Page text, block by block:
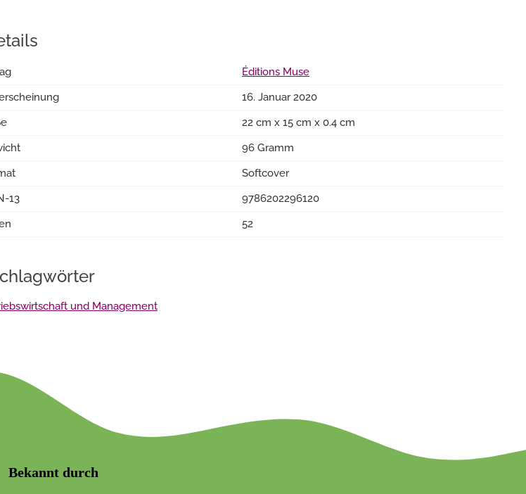
Éditions Muse
16. Januar 2020
22 cm x 15 cm x 0.4 cm
96 Gramm
Softcover
13
9786202296120
52
und Management
Bekannt durch